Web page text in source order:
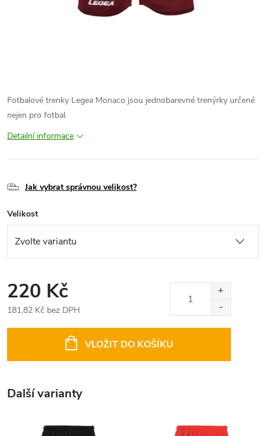
Fotbalové trenky Legea Monaco jsou jednobarevné trenýrky určené
nejen pro fotbal.
Detailní informace
Jak vybrat správnou velikost?
Velikost
220 Kč
181,82 Kč bez DPH
VLOŽIT DO KOŠÍKU
Další varianty